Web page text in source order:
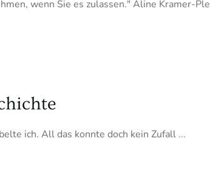
wenn Sie es zulassen." Aline Kramer-
ich. All das konnte doch kein Zufall ...